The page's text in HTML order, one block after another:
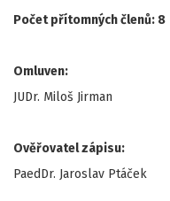
Počet přítomných členů: 8
Omluven:
JUDr. Miloš Jirman
Ověřovatel zápisu:
PaedDr. Jaroslav Ptáček